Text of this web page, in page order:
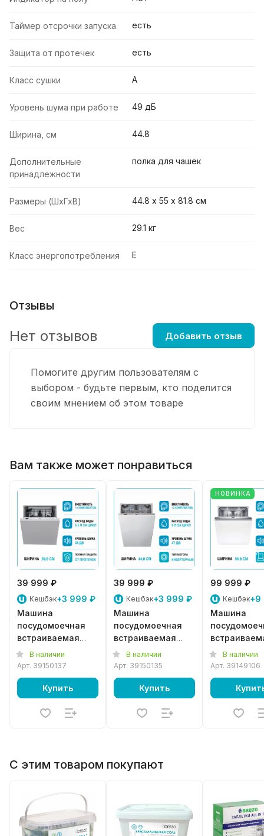
Таймер отсрочки запуска есть
Защита от протечек есть
Класс сушки A
Уровень шума при работе 49 дБ
Ширина, см 44.8
Дополнительные
принадлежности
полка для чашек
Размеры (ШхГхВ) 44.8 х 55 х 81.8 см
Вес 29.1 кг
Класс энергопотребления E
Отзывы
Помогите другим пользователям с
выбором - будьте первым, кто поделится
своим мнением об этом товаре
Нет отзывов Добавить отзыв
Вам также может понравиться
39 999 ₽
Кешбэк+3 999 ₽
Машина
посудомоечная
встраиваемая
Whirlpool W2I
HD526A
В наличии
Арт. 39150137
Купить
39 999 ₽
Кешбэк+3 999 ₽
Машина
посудомоечная
встраиваемая
Whirlpool
WSIC 3M27
В наличии
Арт. 39150135
Купить
НОВИНКА
99 999 ₽
Кешбэк+9
Машина
Bosch SMV
6ECX10E
В наличии
Арт. 39149106
С этим товаром покупают